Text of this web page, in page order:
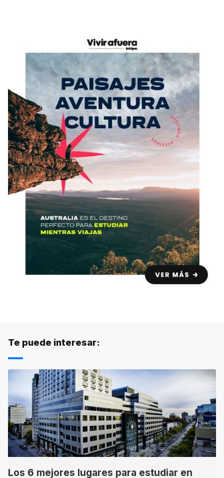
Te puede interesar:
Los 6 mejores lugares para estudiar en